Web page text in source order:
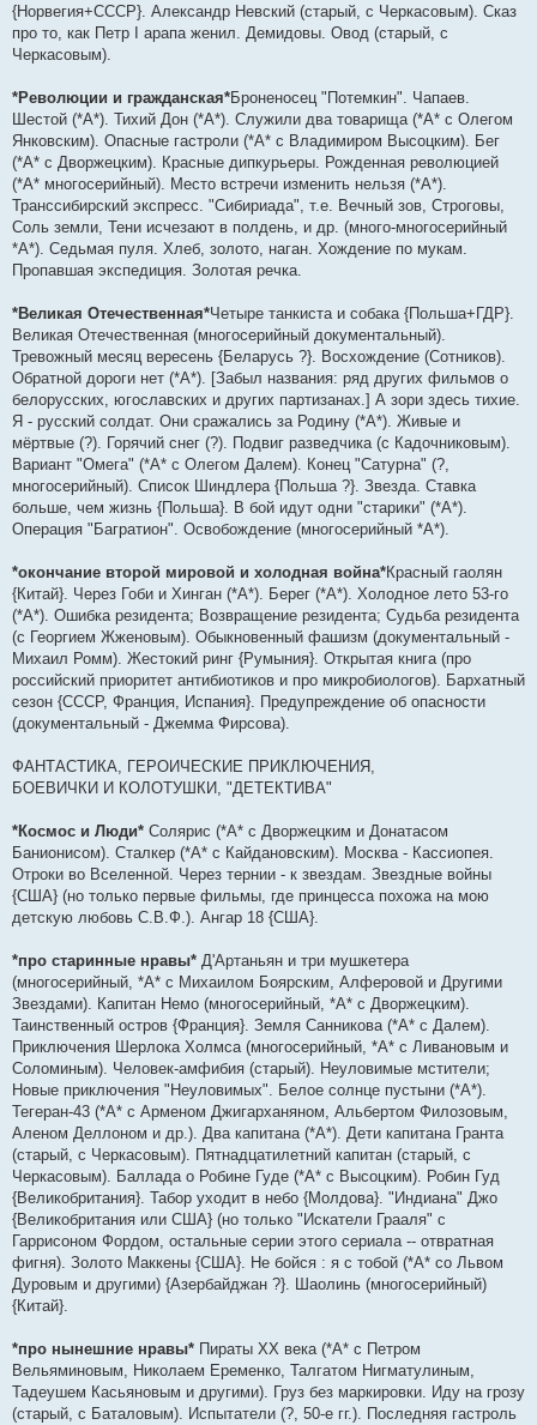
{Норвегия+СССР}. Александр Невский (старый, с Черкасовым). Сказ
про то, как Петр I арапа женил. Демидовы. Овод (старый, с
Черкасовым).
*Революции и гражданская*Броненосец "Потемкин". Чапаев.
Шестой (*А*). Тихий Дон (*А*). Служили два товарища (*А* с Олегом
Янковским). Опасные гастроли (*А* с Владимиром Высоцким). Бег
(*А* с Дворжецким). Красные дипкурьеры. Рожденная революцией
(*А* многосерийный). Место встречи изменить нельзя (*А*).
Транссибирский экспресс. "Сибириада", т.е. Вечный зов, Строговы,
Соль земли, Тени исчезают в полдень, и др. (много-многосерийный
*А*). Седьмая пуля. Хлеб, золото, наган. Хождение по мукам.
Пропавшая экспедиция. Золотая речка.
*Великая Отечественная*Четыре танкиста и собака {Польша+ГДР}.
Великая Отечественная (многосерийный документальный).
Тревожный месяц вересень {Беларусь ?}. Восхождение (Сотников).
Обратной дороги нет (*А*). [Забыл названия: ряд других фильмов о
белорусских, югославских и других партизанах.] А зори здесь тихие.
Я - русский солдат. Они сражались за Родину (*А*). Живые и
мёртвые (?). Горячий снег (?). Подвиг разведчика (с Кадочниковым).
Вариант "Омега" (*А* с Олегом Далем). Конец "Сатурна" (?,
многосерийный). Список Шиндлера {Польша ?}. Звезда. Ставка
больше, чем жизнь {Польша}. В бой идут одни "старики" (*А*).
Операция "Багратион". Освобождение (многосерийный *А*).
*окончание второй мировой и холодная война*Красный гаолян
{Китай}. Через Гоби и Хинган (*А*). Берег (*А*). Холодное лето 53-го
(*А*). Ошибка резидента; Возвращение резидента; Судьба резидента
(с Георгием Жженовым). Обыкновенный фашизм (документальный -
Михаил Ромм). Жестокий ринг {Румыния}. Открытая книга (про
российский приоритет антибиотиков и про микробиологов). Бархатный
сезон {СССР, Франция, Испания}. Предупреждение об опасности
(документальный - Джемма Фирсова).
ФАНТАСТИКА, ГЕРОИЧЕСКИЕ ПРИКЛЮЧЕНИЯ,
БОЕВИЧКИ И КОЛОТУШКИ, "ДЕТЕКТИВА"
*Космос и Люди* Солярис (*А* с Дворжецким и Донатасом
Банионисом). Сталкер (*А* с Кайдановским). Москва - Кассиопея.
Отроки во Вселенной. Через тернии - к звездам. Звездные войны
{США} (но только первые фильмы, где принцесса похожа на мою
детскую любовь С.В.Ф.). Ангар 18 {США}.
*про старинные нравы* Д'Артаньян и три мушкетера
(многосерийный, *А* с Михаилом Боярским, Алферовой и Другими
Звездами). Капитан Немо (многосерийный, *А* с Дворжецким).
Таинственный остров {Франция}. Земля Санникова (*А* с Далем).
Приключения Шерлока Холмса (многосерийный, *А* с Ливановым и
Соломиным). Человек-амфибия (старый). Неуловимые мстители;
Новые приключения "Неуловимых". Белое солнце пустыни (*А*).
Тегеран-43 (*А* с Арменом Джигарханяном, Альбертом Филозовым,
Аленом Деллоном и др.). Два капитана (*А*). Дети капитана Гранта
(старый, с Черкасовым). Пятнадцатилетний капитан (старый, с
Черкасовым). Баллада о Робине Гуде (*А* с Высоцким). Робин Гуд
{Великобритания}. Табор уходит в небо {Молдова}. "Индиана" Джо
{Великобритания или США} (но только "Искатели Грааля" с
Гаррисоном Фордом, остальные серии этого сериала -- отвратная
фигня). Золото Маккены {США}. Не бойся : я с тобой (*А* со Львом
Дуровым и другими) {Азербайджан ?}. Шаолинь (многосерийный)
{Китай}.
*про нынешние нравы* Пираты XX века (*А* с Петром
Вельяминовым, Николаем Еременко, Талгатом Нигматулиным,
Тадеушем Касьяновым и другими). Груз без маркировки. Иду на грозу
(старый, с Баталовым). Испытатели (?, 50-е гг.). Последняя гастроль